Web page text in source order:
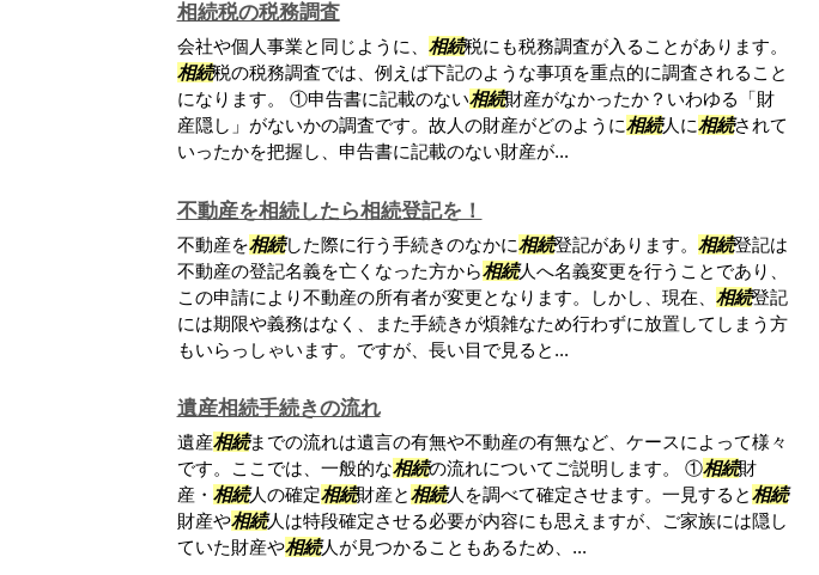
相続税の税務調査
会社や個人事業と同じように、 相続税にも税務調査が入ることがあります。
相続税の税務調査では、例えば下記のような事項を重点的に調査されること
になります。 ①申告書に記載のない相続財産がなかったか？いわゆる「財
産隠し」がないかの調査です。故人の財産がどのように相続人に相続されて
いったかを把握し、申告書に記載のない財産が...
不動産を相続したら相続登記を！
不動産を相続した際に行う手続きのなかに相続登記があります。 相続登記は
不動産の登記名義を亡くなった方から相続人へ名義変更を行うことであり、
この申請により不動産の所有者が変更となります。しかし、現在、 相続登記
には期限や義務はなく、また手続きが煩雑なため行わずに放置してしまう方
もいらっしゃいます。ですが、長い目で見ると...
遺産相続手続きの流れ
遺産相続までの流れは遺言の有無や不動産の有無など、ケースによって様々
です。ここでは、一般的な相続の流れについてご説明します。 ①相続財
産・ 相続人の確定相続財産と相続人を調べて確定させます。一見すると相続
財産や相続人は特段確定させる必要が内容にも思えますが、ご家族には隠し
ていた財産や相続人が見つかることもあるため、...